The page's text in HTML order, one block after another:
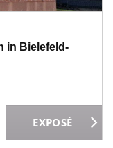
in Bielefeld-